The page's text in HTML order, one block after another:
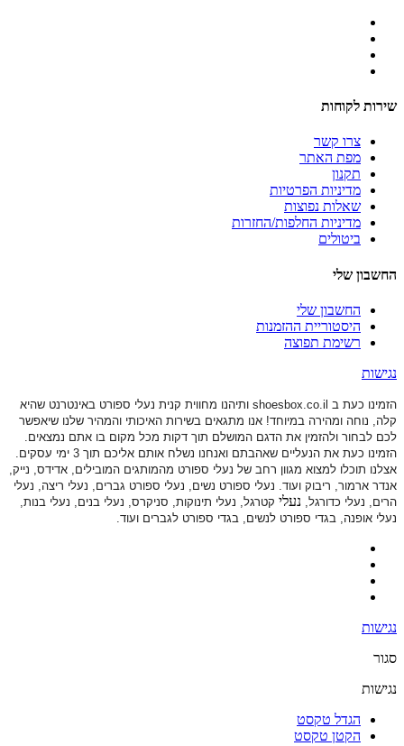
שירות לקוחות
צרו קשר
מפת האתר
תקנון
מדיניות הפרטיות
שאלות נפוצות
מדיניות החלפות/החזרות
ביטולים
החשבון שלי
החשבון שלי
היסטוריית ההזמנות
רשימת תפוצה
נגישות
הזמינו כעת ב shoesbox.co.il ותיהנו מחווית קנית נעלי ספורט באינטרנט שהיא
קלה, נוחה ומהירה במיוחד! אנו מתגאים בשירות האיכותי והמהיר שלנו שיאפשר
לכם לבחור ולהזמין את הדגם המושלם תוך דקות מכל מקום בו אתם נמצאים.
הזמינו כעת את הנעליים שאהבתם ואנחנו נשלח אותם אליכם תוך 3 ימי עסקים.
אצלנו תוכלו למצוא מגוון רחב של נעלי ספורט מהמותגים המובילים, אדידס, נייק,
אנדר ארמור, ריבוק ועוד. נעלי ספורט נשים, נעלי ספורט גברים, נעלי ריצה, נעלי
הרים, נעלי כדורגל, נעלי קטרגל, נעלי תינוקות, סניקרס, נעלי בנים, נעלי בנות,
נעלי אופנה, בגדי ספורט לנשים, בגדי ספורט לגברים ועוד.
נגישות
סגור
נגישות
הגדל טקסט
הקטן טקסט